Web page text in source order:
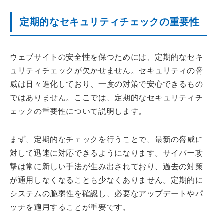
定期的なセキュリティチェックの重要性
ウェブサイトの安全性を保つためには、定期的なセキ
ュリティチェックが欠かせません。セキュリティの脅
威は日々進化しており、一度の対策で安心できるもの
ではありません。ここでは、定期的なセキュリティチ
ェックの重要性について説明します。
まず、定期的なチェックを行うことで、最新の脅威に
対して迅速に対応できるようになります。サイバー攻
撃は常に新しい手法が生み出されており、過去の対策
が通用しなくなることも少なくありません。定期的に
システムの脆弱性を確認し、必要なアップデートやパ
ッチを適用することが重要です。